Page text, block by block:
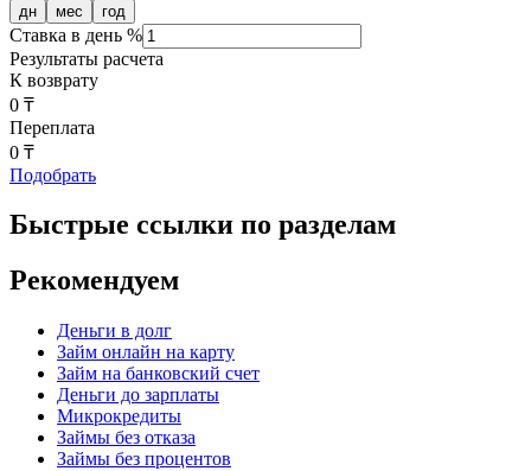
дн мес год
Ставка в день %
Результаты расчета
К возврату
0 ₸
Переплата
0 ₸
Подобрать
Быстрые ссылки по разделам
Рекомендуем
Деньги в долг
Займ онлайн на карту
Займ на банковский счет
Деньги до зарплаты
Микрокредиты
Займы без отказа
Займы без процентов